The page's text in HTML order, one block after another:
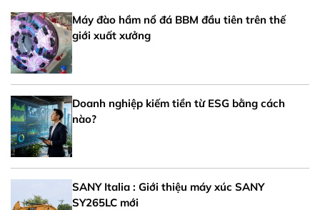
Máy đào hầm nổ đá BBM đầu tiên trên thế
giới xuất xưởng
Doanh nghiệp kiếm tiền từ ESG bằng cách
nào?
SANY Italia : Giới thiệu máy xúc SANY
SY265LC mới